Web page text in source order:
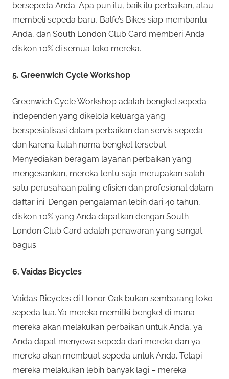
bersepeda Anda. Apa pun itu, baik itu perbaikan, atau
membeli sepeda baru, Balfe’s Bikes siap membantu
Anda, dan South London Club Card memberi Anda
diskon 10% di semua toko mereka.
5. Greenwich Cycle Workshop
Greenwich Cycle Workshop adalah bengkel sepeda
independen yang dikelola keluarga yang
berspesialisasi dalam perbaikan dan servis sepeda
dan karena itulah nama bengkel tersebut.
Menyediakan beragam layanan perbaikan yang
mengesankan, mereka tentu saja merupakan salah
satu perusahaan paling efisien dan profesional dalam
daftar ini. Dengan pengalaman lebih dari 40 tahun,
diskon 10% yang Anda dapatkan dengan South
London Club Card adalah penawaran yang sangat
bagus.
6. Vaidas Bicycles
Vaidas Bicycles di Honor Oak bukan sembarang toko
sepeda tua. Ya mereka memiliki bengkel di mana
mereka akan melakukan perbaikan untuk Anda, ya
Anda dapat menyewa sepeda dari mereka dan ya
mereka akan membuat sepeda untuk Anda. Tetapi
mereka melakukan lebih banyak lagi – mereka